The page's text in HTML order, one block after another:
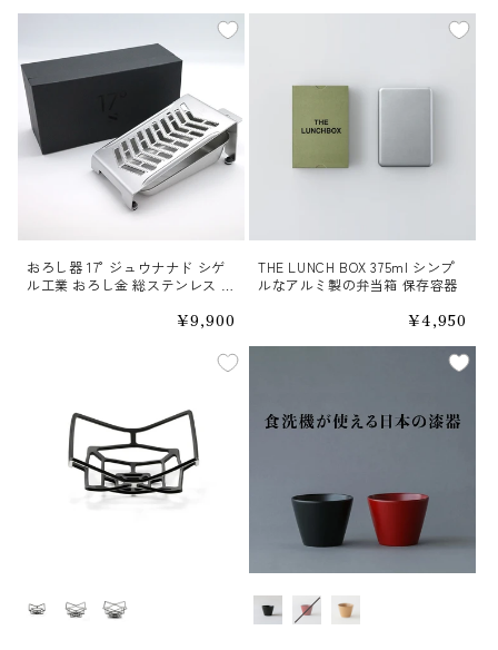
価 価
おろし器 17° ジュウナナド シゲ
ル工業 おろし金 総ステンレス 燕
通
¥9,900
THE LUNCH BOX 375ml シンプ
ルなアルミ製の弁当箱 保存容器
通
価
¥4,950
サイズ カラー